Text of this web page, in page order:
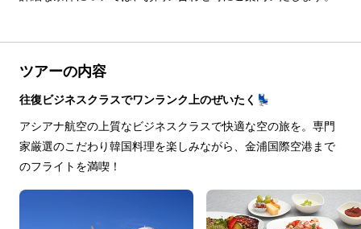
ツアーの内容
往復ビジネスクラスでワンランク上のぜいたく💺
アシアナ航空の上質なビジネスクラスで快適な空の旅を。専門
家厳選のこだわり韓国料理を楽しみながら、金浦国際空港まで
のフライトを満喫！